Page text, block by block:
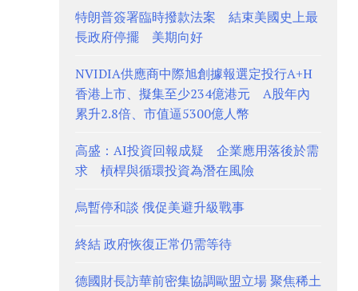
特朗普簽署臨時撥款法案 結束美國史上最
長政府停擺 美期向好
NVIDIA供應商中際旭創據報選定投行A+H
香港上市、擬集至少234億港元 A股年內
累升2.8倍、市值逼5300億人幣
高盛：AI投資回報成疑 企業應用落後於需
求 槓桿與循環投資為潛在風險
烏暫停和談 俄促美避升級戰事
終結 政府恢復正常仍需等待
德國財長訪華前密集協調歐盟立場 聚焦稀土